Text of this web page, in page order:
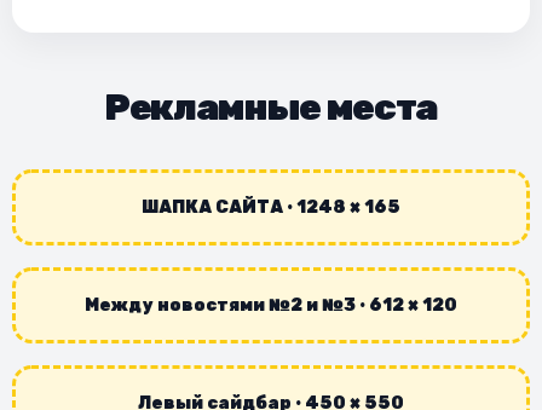
Рекламные места
ШАПКА САЙТА · 1248 × 165
Между новостями №2 и №3 · 612 × 120
Левый сайдбар · 450 × 550